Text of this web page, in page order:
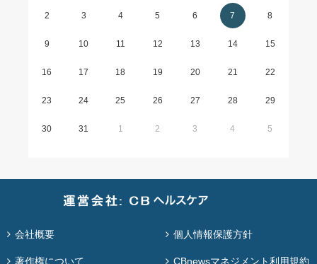
2 3 4 5 6 7 8
9 10 11 12 13 14 15
16 17 18 19 20 21 22
23 24 25 26 27 28 29
30 31 1 2 3 4 5
会社概要 個人情報保護方針
著作権について CBnewsマネジメント利用規約